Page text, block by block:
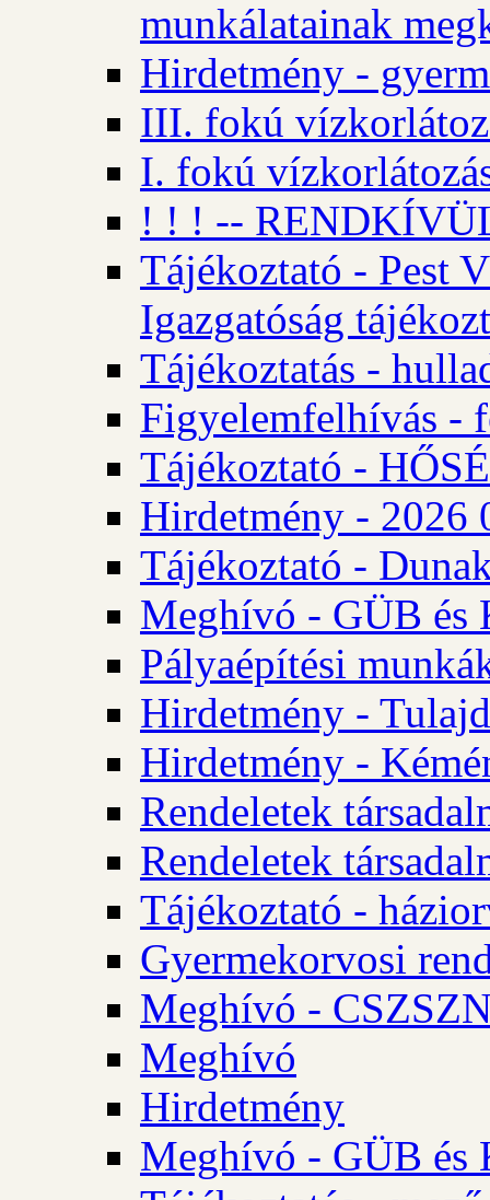
munkálatainak
Hirdetmény -
III. fokú
I. fokú
! ! ! --
Tájékoztató - Pest
Igazgatóság
Tájékoztatás -
Figyelemfelhívás -
Tájékoztató -
Hirdetmény - 2026
Tájékoztató -
Meghívó - GÜB és
Pályaépítési
Hirdetmény -
Hirdetmény -
Rendeletek
Rendeletek
Tájékoztató -
Gyermekorvosi
Meghívó -
Meghívó
Hirdetmény
Meghívó - GÜB és